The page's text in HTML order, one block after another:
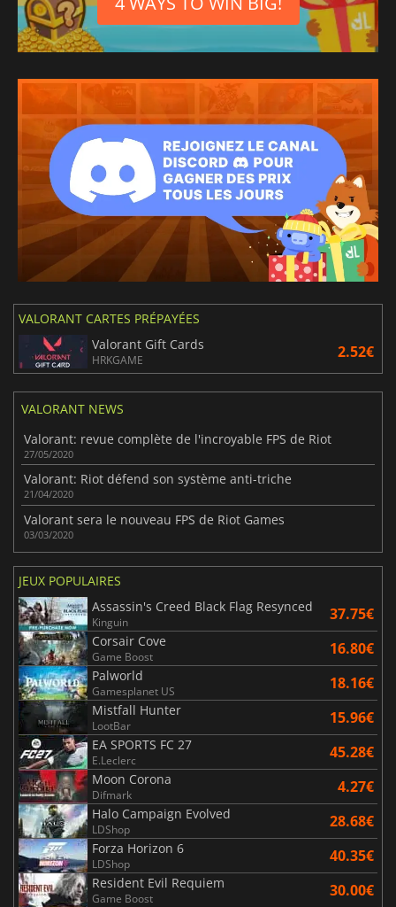
VALORANT CARTES PRÉPAYÉES
Valorant Gift Cards
HRKGAME 2.52€
VALORANT NEWS
Valorant: revue complète de l'incroyable FPS de Riot
27/05/2020
Valorant: Riot défend son système anti-triche
21/04/2020
Valorant sera le nouveau FPS de Riot Games
03/03/2020
JEUX POPULAIRES
Assassin's Creed Black Flag Resynced
Kinguin 37.75€
Corsair Cove
Game Boost 16.80€
Palworld
Gamesplanet US 18.16€
Mistfall Hunter
LootBar 15.96€
EA SPORTS FC 27
E.Leclerc 45.28€
Moon Corona
Difmark 4.27€
Halo Campaign Evolved
LDShop 28.68€
Forza Horizon 6
LDShop 40.35€
Resident Evil Requiem
Game Boost 30.00€